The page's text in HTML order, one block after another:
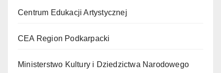
Centrum Edukacji Artystycznej
CEA Region Podkarpacki
Ministerstwo Kultury i Dziedzictwa Narodowego